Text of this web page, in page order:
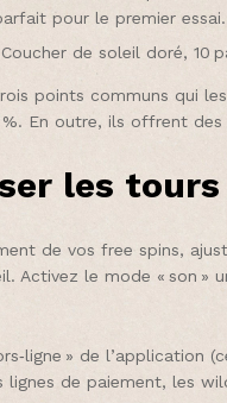
pour le premier essai.
de soleil doré, 10
points communs qui
%. En outre, ils offrent des
les
de vos free spins,
Activez le mode « son »
» de l’application
de paiement, les